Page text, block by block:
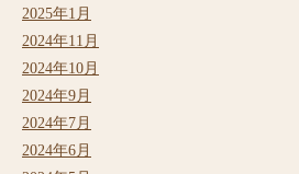
2025年1月
2024年11月
2024年10月
2024年9月
2024年7月
2024年6月